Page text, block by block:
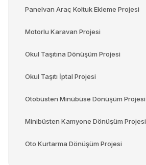
Panelvan Araç Koltuk Ekleme Projesi
Motorlu Karavan Projesi
Okul Taşıtına Dönüşüm Projesi
Okul Taşıtı İptal Projesi
Otobüsten Minübüse Dönüşüm Projesi
Minibüsten Kamyone Dönüşüm Projesi
Oto Kurtarma Dönüşüm Projesi